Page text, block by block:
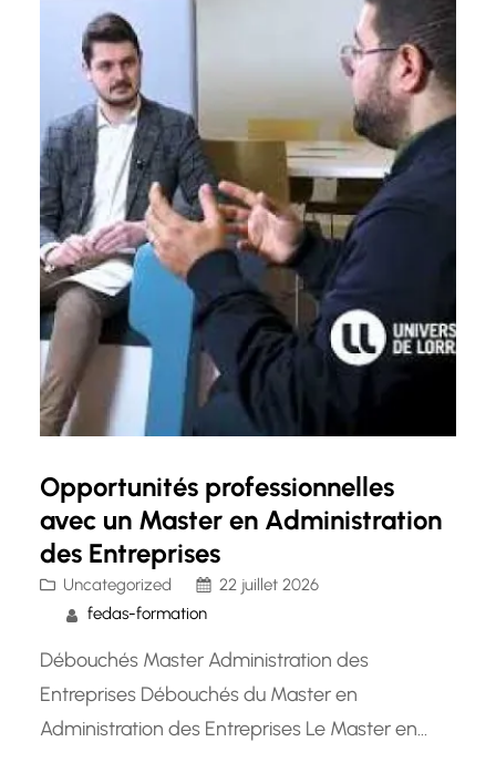
Opportunités professionnelles
avec un Master en Administration
des Entreprises
Uncategorized
22 juillet 2026
fedas-formation
Débouchés Master Administration des
Entreprises Débouchés du Master en
Administration des Entreprises Le Master en